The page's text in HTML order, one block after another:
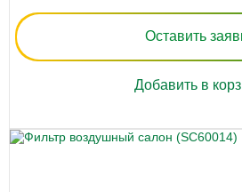
Оставить
Добавить в